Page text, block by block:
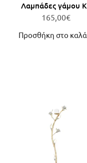
Λαμπάδες γάμου
165,00€
Προσθήκη στο